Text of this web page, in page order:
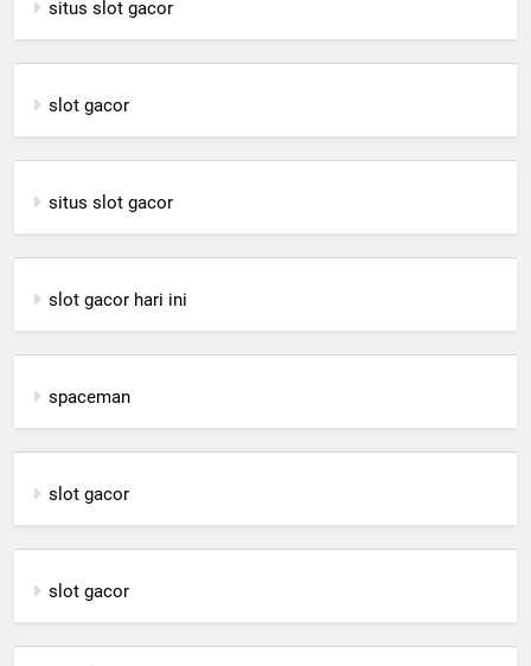
situs slot gacor
slot gacor
situs slot gacor
slot gacor hari ini
spaceman
slot gacor
slot gacor